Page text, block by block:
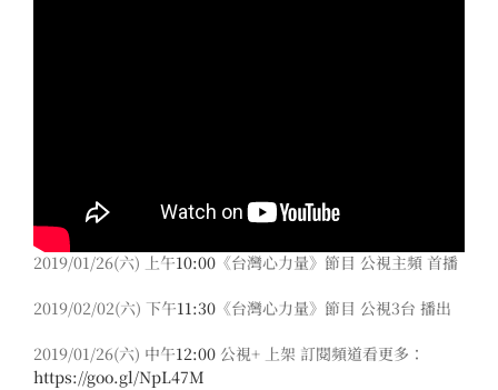
2019/01/26(六) 上午10:00 《台灣心力量》節目 公視主頻 首播
2019/02/02(六) 下午11:30 《台灣心力量》節目 公視3台 播出
2019/01/26(六) 中午12:00 公視+ 上架 訂閱頻道看更多：
https://goo.gl/NpL47M